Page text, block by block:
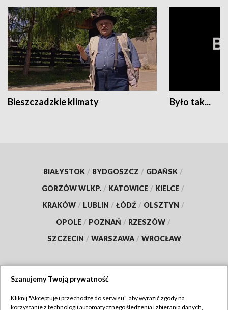
Bieszczadzkie klimaty Było tak...
BIAŁYSTOK / BYDGOSZCZ / GDAŃSK /
GORZÓW WLKP. / KATOWICE / KIELCE /
KRAKÓW / LUBLIN / ŁÓDŹ / OLSZTYN /
OPOLE / POZNAŃ / RZESZÓW /
SZCZECIN / WARSZAWA / WROCŁAW
Szanujemy Twoją prywatność
Kliknij "Akceptuję i przechodzę do serwisu", aby wyrazić zgody na
korzystanie z technologii automatycznego śledzenia i zbierania danych,